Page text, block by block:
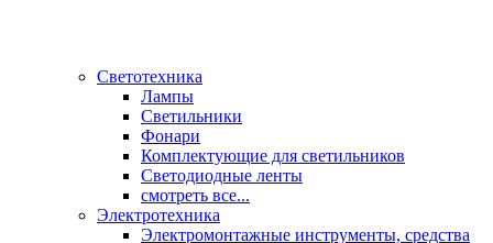
Светотехника
Лампы
Светильники
Фонари
Комплектующие для светильников
Светодиодные ленты
смотреть все...
Электротехника
Электромонтажные инструменты, средства